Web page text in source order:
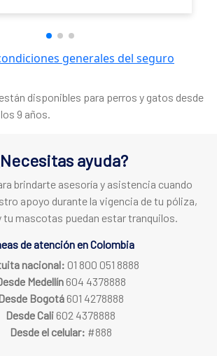
generales del seguro
disponibles para perros y gatos desde
9 años.
ayuda?
brindarte asesoría y asistencia cuando
apoyo durante la vigencia de tu póliza,
tu mascotas puedan estar tranquilos.
de atención en Colombia
nacional: 01 800 051 8888
Medellín 604 4378888
Desde Bogotá 601 4278888
Desde Cali 602 4378888
Desde el celular: #888